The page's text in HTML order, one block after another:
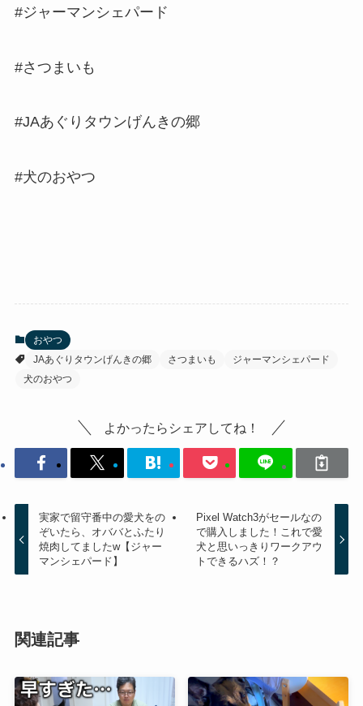
#ジャーマンシェパード
#さつまいも
#JAあぐりタウンげんきの郷
#犬のおやつ
おやつ
JAあぐりタウンげんきの郷
さつまいも
ジャーマンシェパード
犬のおやつ
よかったらシェアしてね！
実家で留守番中の愛犬をの
ぞいたら、オババとふたり
焼肉してましたw【ジャー
マンシェパード】
Pixel Watch3がセールなの
で購入しました！これで愛
犬と思いっきりワークアウ
トできるハズ！？
関連記事